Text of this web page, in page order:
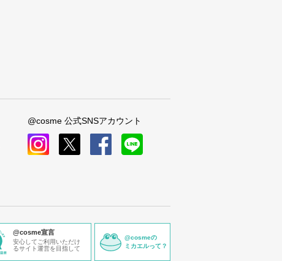
@cosme 公式SNSアカウント
@cosme宣言
安心してご利用いただけ
るサイト運営を目指して
@cosmeの
ミカエルって？